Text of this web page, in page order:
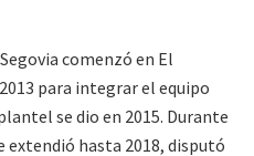
comenzó en El
para integrar el equipo
se dio en 2015. Durante
extendió hasta 2018, disputó